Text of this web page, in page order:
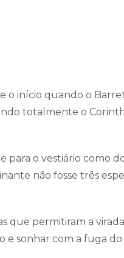
o início quando o
totalmente o
para o vestiário como
não fosse três
que permitiram a
e sonhar com a fuga